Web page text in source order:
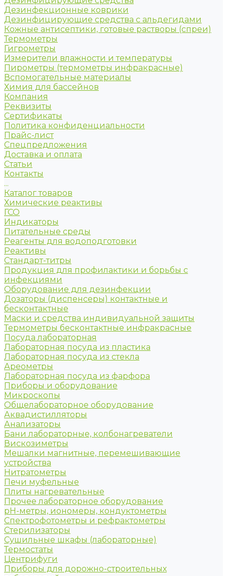
Дезинфекционные коврики
Дезинфицирующие средства с альдегидами
Кожные антисептики, готовые растворы (спреи)
Термометры
Гигрометры
Измерители влажности и температуры
Пирометры (термометры инфракрасные)
Вспомогательные материалы
Химия для бассейнов
Компания
Реквизиты
Сертификаты
Политика конфиденциальности
Прайс-лист
Спецпредложения
Доставка и оплата
Статьи
Контакты
...
Каталог товаров
Химические реактивы
ГСО
Индикаторы
Питательные среды
Реагенты для водоподготовки
Реактивы
Стандарт-титры
Продукция для профилактики и борьбы с
инфекциями
Оборудование для дезинфекции
Дозаторы (диспенсеры) контактные и
бесконтактные
Маски и средства индивидуальной защиты
Термометры бесконтактные инфракрасные
Посуда лабораторная
Лабораторная посуда из пластика
Лабораторная посуда из стекла
Ареометры
Лабораторная посуда из фарфора
Приборы и оборудование
Микроскопы
Общелабораторное оборудование
Аквадистилляторы
Анализаторы
Бани лабораторные, колбонагреватели
Вискозиметры
Мешалки магнитные, перемешивающие
устройства
Нитратометры
Печи муфельные
Плиты нагревательные
Прочее лабораторное оборудование
рН-метры, иономеры, кондуктометры
Спектрофотометры и рефрактометры
Стерилизаторы
Сушильные шкафы (лабораторные)
Термостаты
Центрифуги
Приборы для дорожно-строительных